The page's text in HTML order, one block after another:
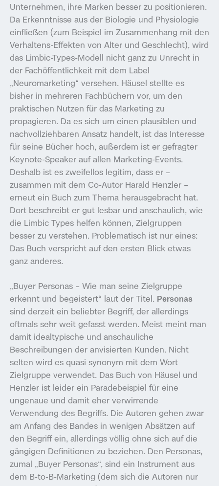
Unternehmen, ihre Marken besser zu positionieren.
Da Erkenntnisse aus der Biologie und Physiologie
einfließen (zum Beispiel im Zusammenhang mit den
Verhaltens-Effekten von Alter und Geschlecht), wird
das Limbic-Types-Modell nicht ganz zu Unrecht in
der Fachöffentlichkeit mit dem Label
„Neuromarketing“ versehen. Häusel stellte es
bisher in mehreren Fachbüchern vor, um den
praktischen Nutzen für das Marketing zu
propagieren. Da es sich um einen plausiblen und
nachvollziehbaren Ansatz handelt, ist das Interesse
für seine Bücher hoch, außerdem ist er gefragter
Keynote-Speaker auf allen Marketing-Events.
Deshalb ist es zweifellos legitim, dass er –
zusammen mit dem Co-Autor Harald Henzler –
erneut ein Buch zum Thema herausgebracht hat.
Dort beschreibt er gut lesbar und anschaulich, wie
die Limbic Types helfen können, Zielgruppen
besser zu verstehen. Problematisch ist nur eines:
Das Buch verspricht auf den ersten Blick etwas
ganz anderes.
„Buyer Personas – Wie man seine Zielgruppe
erkennt und begeistert“ laut der Titel. Personas
sind derzeit ein beliebter Begriff, der allerdings
oftmals sehr weit gefasst werden. Meist meint man
damit idealtypische und anschauliche
Beschreibungen der anvisierten Kunden. Nicht
selten wird es quasi synonym mit dem Wort
Zielgruppe verwendet. Das Buch von Häusel und
Henzler ist leider ein Paradebeispiel für eine
ungenaue und damit eher verwirrende
Verwendung des Begriffs. Die Autoren gehen zwar
am Anfang des Bandes in wenigen Absätzen auf
den Begriff ein, allerdings völlig ohne sich auf die
gängigen Definitionen zu beziehen. Den Personas,
zumal „Buyer Personas“, sind ein Instrument aus
dem B-to-B-Marketing (dem sich die Autoren nur